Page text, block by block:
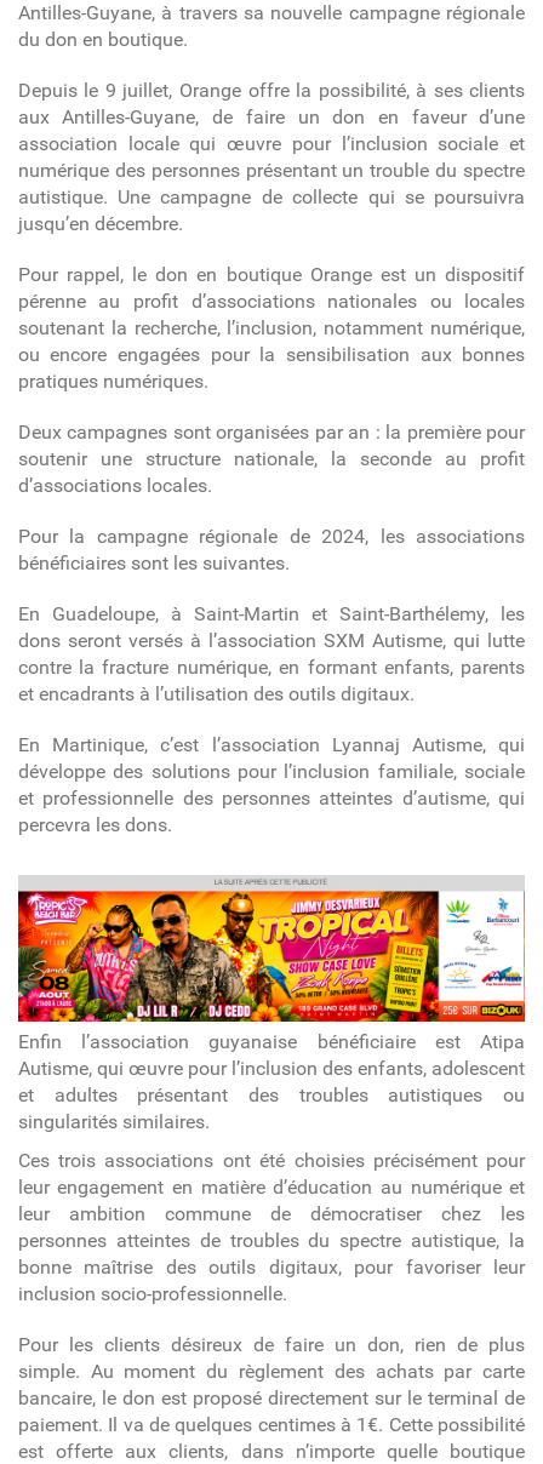
Antilles-Guyane, à travers sa nouvelle campagne régionale
du don en boutique.
Depuis le 9 juillet, Orange offre la possibilité, à ses clients
aux Antilles-Guyane, de faire un don en faveur d’une
association locale qui œuvre pour l’inclusion sociale et
numérique des personnes présentant un trouble du spectre
autistique. Une campagne de collecte qui se poursuivra
jusqu’en décembre.
Pour rappel, le don en boutique Orange est un dispositif
pérenne au profit d’associations nationales ou locales
soutenant la recherche, l’inclusion, notamment numérique,
ou encore engagées pour la sensibilisation aux bonnes
pratiques numériques.
Deux campagnes sont organisées par an : la première pour
soutenir une structure nationale, la seconde au profit
d’associations locales.
Pour la campagne régionale de 2024, les associations
bénéficiaires sont les suivantes.
En Guadeloupe, à Saint-Martin et Saint-Barthélemy, les
dons seront versés à l’association SXM Autisme, qui lutte
contre la fracture numérique, en formant enfants, parents
et encadrants à l’utilisation des outils digitaux.
En Martinique, c’est l’association Lyannaj Autisme, qui
développe des solutions pour l’inclusion familiale, sociale
et professionnelle des personnes atteintes d’autisme, qui
percevra les dons.
article
Enfin l’association guyanaise bénéficiaire est Atipa
Autisme, qui œuvre pour l’inclusion des enfants, adolescent
et adultes présentant des troubles autistiques ou
singularités similaires.
Ces trois associations ont été choisies précisément pour
leur engagement en matière d’éducation au numérique et
leur ambition commune de démocratiser chez les
personnes atteintes de troubles du spectre autistique, la
bonne maîtrise des outils digitaux, pour favoriser leur
inclusion socio-professionnelle.
Pour les clients désireux de faire un don, rien de plus
simple. Au moment du règlement des achats par carte
bancaire, le don est proposé directement sur le terminal de
paiement. Il va de quelques centimes à 1€. Cette possibilité
est offerte aux clients, dans n’importe quelle boutique